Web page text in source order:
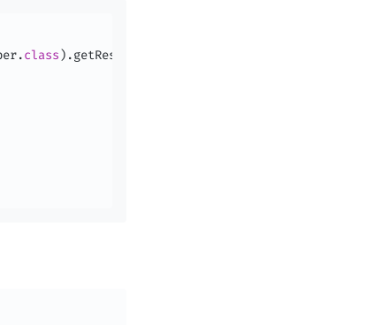
.class ) .getResultList